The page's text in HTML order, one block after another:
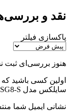
نقد و
پاکسازی فیلتر
هنوز بررسی‌ای ثبت
اولین کسی باشید
سایلکس مدل SG8-S تلفن‌کننده سیم کارتی”
نشانی ایمیل شما